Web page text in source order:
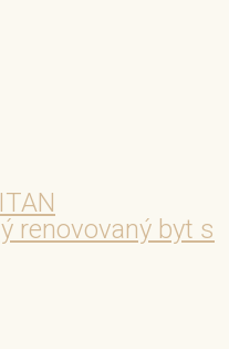
renovovaný byt s